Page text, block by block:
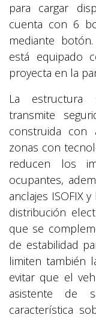
para cargar
cuenta con 6
mediante
está equipado
proyecta en la
La estructura
transmite
construida con
zonas con
reducen los
ocupantes,
anclajes ISOFIX
distribución
que se
de estabilidad
limiten también
evitar que el
asistente de
característica